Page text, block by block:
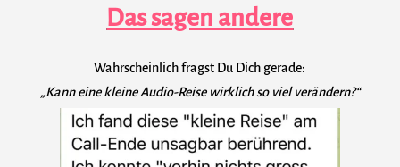
Das sagen andere
Wahrscheinlich fragst Du Dich gerade:
„Kann eine kleine Audio-Reise wirklich so viel verändern?“